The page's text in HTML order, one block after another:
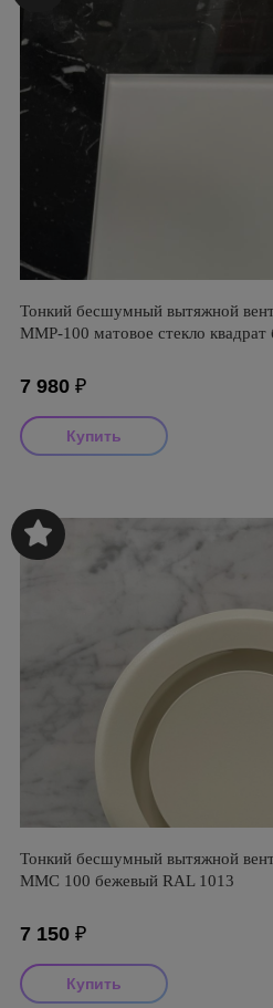
Тонкий бесшумный вытяжной
ММР-100 матовое стекло квадрат
7 980 ₽
Тонкий бесшумный вытяжной
ММC 100 бежевый RAL 1013
7 150 ₽